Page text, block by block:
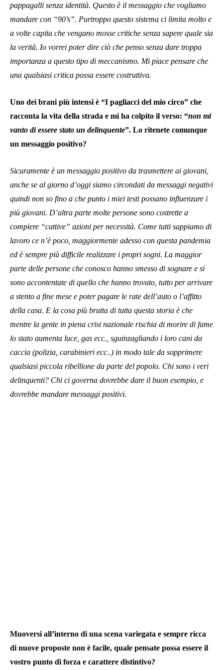
pappagalli senza identità. Questo è il messaggio che vogliamo
mandare con “90’s”. Purtroppo questo sistema ci limita molto e
a volte capita che vengano mosse critiche senza sapere quale sia
la verità. Io vorrei poter dire ciò che penso senza dare troppa
importanza a questo tipo di meccanismo. Mi piace pensare che
una qualsiasi critica possa essere costruttiva.
Uno dei brani più intensi è “I pagliacci del mio circo” che
racconta la vita della strada e mi ha colpito il verso: “non mi
vanto di essere stato un delinquente”. Lo ritenete comunque
un messaggio positivo?
Sicuramente è un messaggio positivo da trasmettere ai giovani,
anche se al giorno d’oggi siamo circondati da messaggi negativi
quindi non so fino a che punto i miei testi possano influenzare i
più giovani. D’altra parte molte persone sono costrette a
compiere “cattive” azioni per necessità. Come tutti sappiamo di
lavoro ce n’è poco, maggiormente adesso con questa pandemia
ed è sempre più difficile realizzare i propri sogni. La maggior
parte delle persone che conosco hanno smesso di sognare e si
sono accontentate di quello che hanno trovato, tutto per arrivare
a stento a fine mese e poter pagare le rate dell’auto o l’affitto
della casa. E la cosa più brutta di tutta questa storia è che
mentre la gente in piena crisi nazionale rischia di morire di fame
lo stato aumenta luce, gas ecc., sguinzagliando i loro cani da
caccia (polizia, carabinieri ecc..) in modo tale da sopprimere
qualsiasi piccola ribellione da parte del popolo. Chi sono i veri
delinquenti? Chi ci governa dovrebbe dare il buon esempio, e
dovrebbe mandare messaggi positivi.
Muoversi all’interno di una scena variegata e sempre ricca
di nuove proposte non è facile, quale pensate possa essere il
vostro punto di forza e carattere distintivo?